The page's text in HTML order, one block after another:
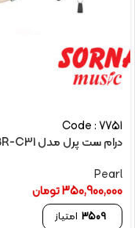
Code : 7751
درام ست پرل مدل EXX725BR-C31
Pearl
350,900,000تومان
3509 امتیاز